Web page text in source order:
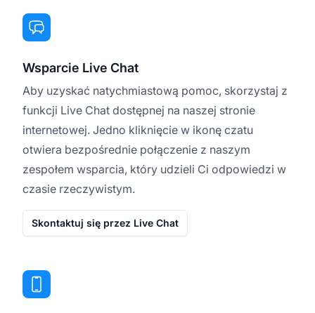
Wsparcie Live Chat
Aby uzyskać natychmiastową pomoc, skorzystaj z
funkcji Live Chat dostępnej na naszej stronie
internetowej. Jedno kliknięcie w ikonę czatu
otwiera bezpośrednie połączenie z naszym
zespołem wsparcia, który udzieli Ci odpowiedzi w
czasie rzeczywistym.
Skontaktuj się przez Live Chat